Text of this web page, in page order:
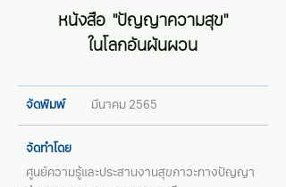
หนังสือ "ปัญญาความสุข"
ในโลกอันผันผวน
จัดพิมพ์ มีนาคม 2565
จัดทำโดย
ศูนย์ความรู้และประสานงานสุขภาวะทางปัญญา